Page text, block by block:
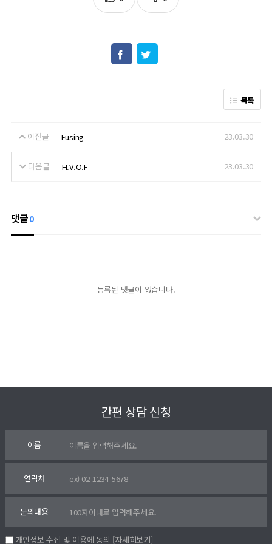
목록
이전글 Fusing 23.03.30
다음글 H.V.O.F 23.03.30
댓글0
등록된 댓글이 없습니다.
간편 상담 신청
이름
연락처
문의내용
개인정보 수집 및 이용에 동의 [자세히보기]